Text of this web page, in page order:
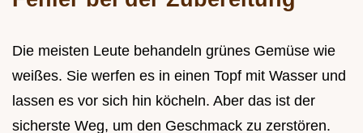
Die meisten Leute behandeln grünes Gemüse wie
weißes. Sie werfen es in einen Topf mit Wasser und
lassen es vor sich hin köcheln. Aber das ist der
sicherste Weg, um den Geschmack zu zerstören.